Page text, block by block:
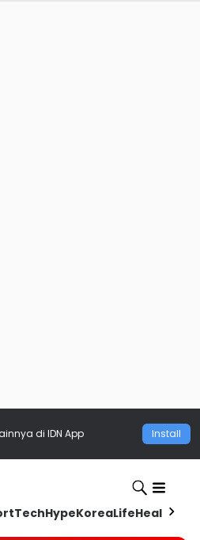
di IDN App Install
TechHypeKoreaLifeHealth